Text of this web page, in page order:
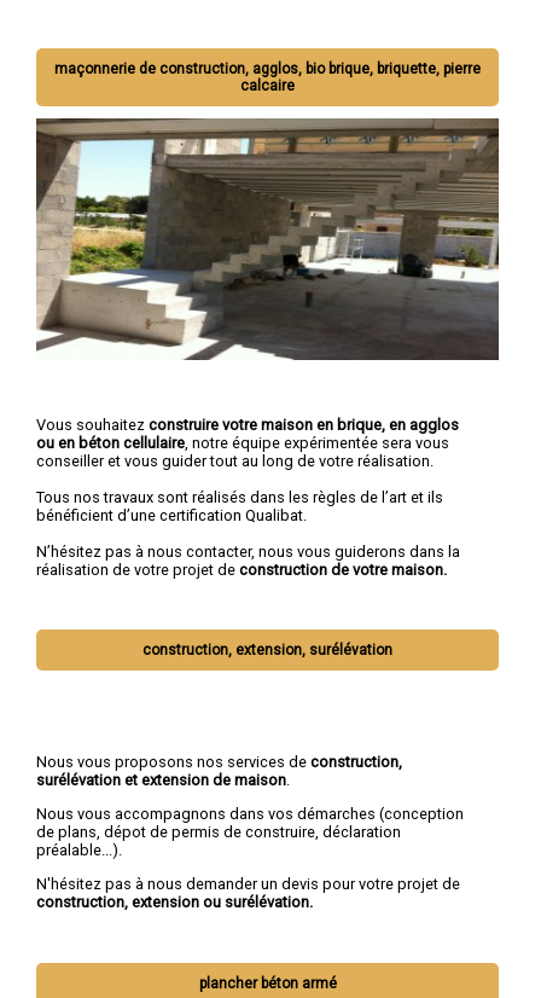
maçonnerie de construction, agglos, bio brique, briquette, pierre
calcaire
Vous souhaitez construire votre maison en brique, en agglos
ou en béton cellulaire , notre équipe expérimentée sera vous
conseiller et vous guider tout au long de votre réalisation.
Tous nos travaux sont réalisés dans les règles de l’art et ils
bénéficient d’une certification Qualibat.
N’hésitez pas à nous contacter, nous vous guiderons dans la
réalisation de votre projet de construction de votre maison.
construction, extension, surélévation
Nous vous proposons nos services de construction,
surélévation et extension de maison.
Nous vous accompagnons dans vos démarches (conception
de plans, dépot de permis de construire, déclaration
préalable...).
N'hésitez pas à nous demander un devis pour votre projet de
construction, extension ou surélévation.
plancher béton armé